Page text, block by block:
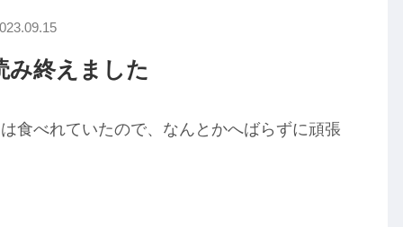
み終えました
食べれていたので、なんとかへばらずに頑張